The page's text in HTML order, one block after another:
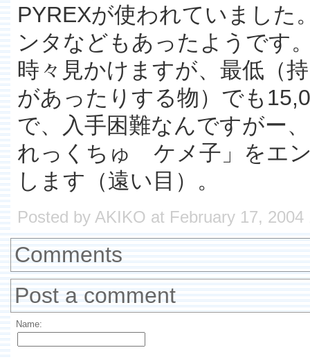
PYREXが使われていました
ンタなどもあったようです
時々見かけますが、最低（
があったりする物）でも
で、入手困難なんですがー
れっくちゅ ケメ子」をエ
します（遠い目）。
Posted by AKIKO at February 17,
Comments
Post a comment
Name: